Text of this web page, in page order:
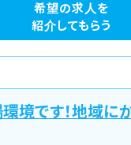
希望の求人を
紹介してもらう
境です！地域に